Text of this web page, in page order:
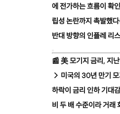
에 전가하는 흐름이 확
립성 논란까지 촉발했
반대 방향의 인플레 리
📰 美 모기지 금리, 지
→ 미국의 30년 만기
하락이 금리 인하 기대
비 두 배 수준이라 거래